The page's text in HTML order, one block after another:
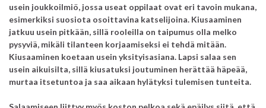
usein joukkoilmiö, jossa useat oppilaat ovat eri tavoin mukana,
esimerkiksi suosiota osoittavina katselijoina. Kiusaaminen
jatkuu usein pitkään, sillä rooleilla on taipumus olla melko
pysyviä, mikäli tilanteen korjaamiseksi ei tehdä mitään.
Kiusaaminen koetaan usein yksityisasiana. Lapsi salaa sen
usein aikuisilta, sillä kiusatuksi joutuminen herättää häpeää,
murtaa itsetuntoa ja saa aikaan hylätyksi tulemisen tunteita.